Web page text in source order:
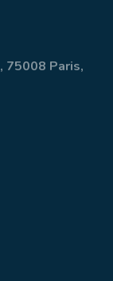
75008 Paris,